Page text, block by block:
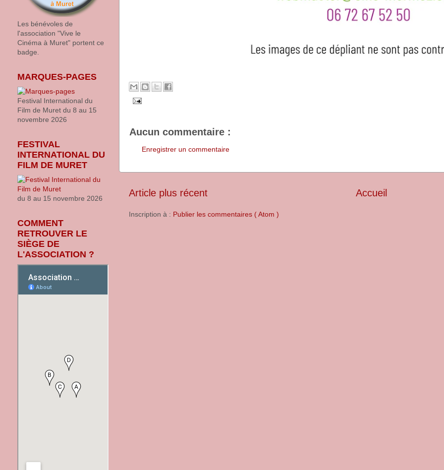
Aucun commentaire :
Enregistrer un commentaire
Article plus récent Accueil
Inscription à : Publier les commentaires ( Atom )
Les bénévoles de
l'association "Vive le
Cinéma à Muret" portent ce
badge.
MARQUES-PAGES
Festival International du
Film de Muret du 8 au 15
novembre 2026
FESTIVAL
INTERNATIONAL DU
FILM DE MURET
du 8 au 15 novembre 2026
COMMENT
RETROUVER LE
SIÈGE DE
L'ASSOCIATION ?